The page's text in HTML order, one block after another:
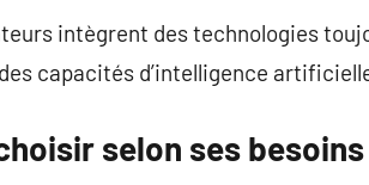
intègrent des technologies
capacités d’intelligence
selon ses besoins